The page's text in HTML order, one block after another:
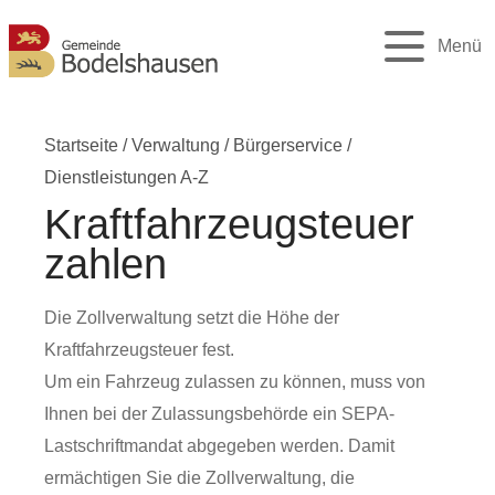
Menü
Startseite /Verwaltung / Bürgerservice /
Dienstleistungen A-Z
Kraftfahrzeugsteuer
zahlen
Die Zollverwaltung setzt die Höhe der
Kraftfahrzeugsteuer fest.
Um ein Fahrzeug zulassen zu können, muss von
Ihnen bei der Zulassungsbehörde ein SEPA-
Lastschriftmandat abgegeben werden. Damit
ermächtigen Sie die Zollverwaltung, die